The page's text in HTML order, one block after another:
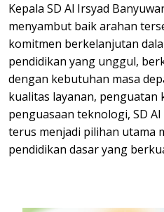
Kepala SD Al Irsyad
menyambut baik arahan
komitmen berkelanjutan
pendidikan yang unggul,
dengan kebutuhan masa
kualitas layanan, penguatan
penguasaan teknologi, SD
terus menjadi pilihan utama
pendidikan dasar yang